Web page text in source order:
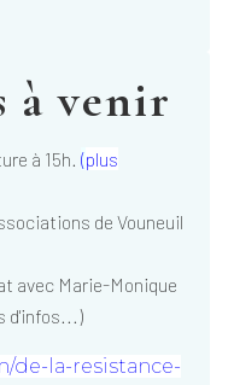
à venir
à 15h. (plus
de Vouneuil
avec Marie-Monique
d'infos...)
de-la-resistance-